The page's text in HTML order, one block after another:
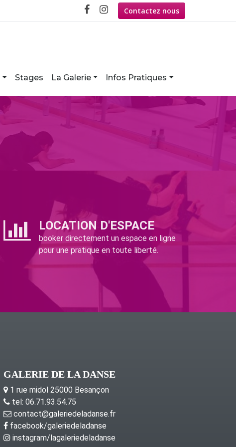
Contactez nous
Stages La Galerie Infos Pratiques
LOCATION D'ESPACE
booker directement un espace en ligne
pour une pratique en toute liberté.
GALERIE DE LA DANSE
1 rue midol 25000 Besançon
tel: 06.71.93.54.75
contact@galeriedeladanse.fr
facebook/galeriedeladanse
instagram/lagaleriedeladanse